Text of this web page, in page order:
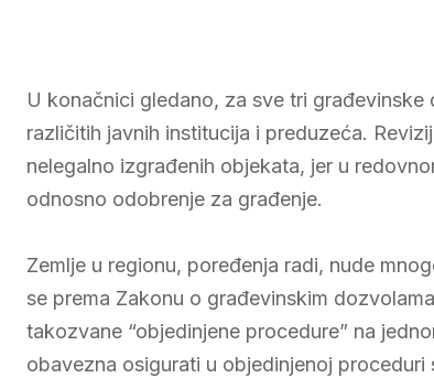
U konačnici gledano, za sve tri
različitih javnih institucija i preduzeća.
nelegalno izgrađenih objekata, jer u
odnosno odobrenje za građenje.
Zemlje u regionu, poređenja radi, nude
se prema Zakonu o građevinskim
takozvane “objedinjene procedure” na
obavezna osigurati u objedinjenoj